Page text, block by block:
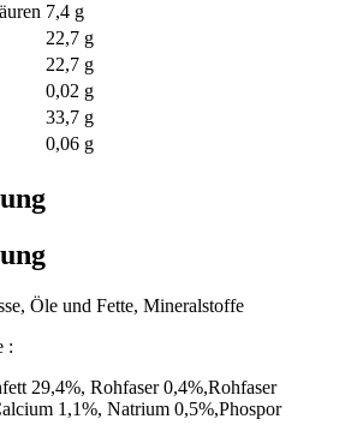
7,4 g
22,7 g
22,7 g
0,02 g
33,7 g
0,06 g
Öle und Fette, Mineralstoffe
:
29,4%, Rohfaser 0,4%,Rohfaser
1,1%, Natrium 0,5%,Phospor